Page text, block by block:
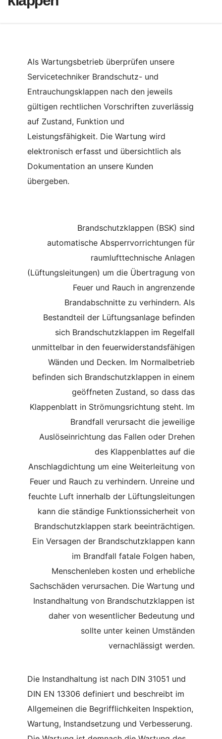
Als Wartungsbetrieb überprüfen unsere
Servicetechniker Brandschutz- und
Entrauchungsklappen nach den jeweils
gültigen rechtlichen Vorschriften zuverlässig
auf Zustand, Funktion und
Leistungsfähigkeit. Die Wartung wird
elektronisch erfasst und übersichtlich als
Dokumentation an unsere Kunden
übergeben.
Brandschutzklappen (BSK) sind
automatische Absperrvorrichtungen für
raumlufttechnische Anlagen
(Lüftungsleitungen) um die Übertragung von
Feuer und Rauch in angrenzende
Brandabschnitte zu verhindern. Als
Bestandteil der Lüftungsanlage befinden
sich Brandschutzklappen im Regelfall
unmittelbar in den feuerwiderstandsfähigen
Wänden und Decken. Im Normalbetrieb
befinden sich Brandschutzklappen in einem
geöffneten Zustand, so dass das
Klappenblatt in Strömungsrichtung steht. Im
Brandfall verursacht die jeweilige
Auslöseinrichtung das Fallen oder Drehen
des Klappenblattes auf die
Anschlagdichtung um eine Weiterleitung von
Feuer und Rauch zu verhindern. Unreine und
feuchte Luft innerhalb der Lüftungsleitungen
kann die ständige Funktionssicherheit von
Brandschutzklappen stark beeinträchtigen.
Ein Versagen der Brandschutzklappen kann
im Brandfall fatale Folgen haben,
Menschenleben kosten und erhebliche
Sachschäden verursachen. Die Wartung und
Instandhaltung von Brandschutzklappen ist
daher von wesentlicher Bedeutung und
sollte unter keinen Umständen
vernachlässigt werden.
Die Instandhaltung ist nach DIN 31051 und
DIN EN 13306 definiert und beschreibt im
Allgemeinen die Begrifflichkeiten Inspektion,
Wartung, Instandsetzung und Verbesserung.